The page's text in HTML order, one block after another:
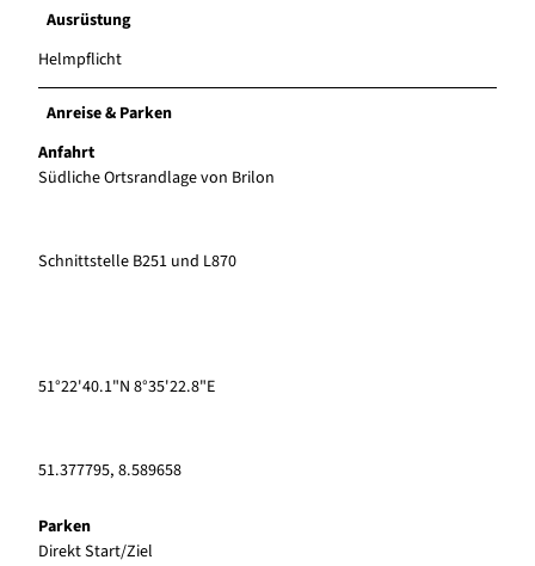
Ausrüstung
Helmpflicht
Anreise & Parken
Anfahrt
Südliche Ortsrandlage von Brilon
Schnittstelle B251 und L870
51°22'40.1"N 8°35'22.8"E
51.377795, 8.589658
Parken
Direkt Start/Ziel